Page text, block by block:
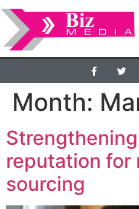
Month:
Strengthening
reputation for
sourcing